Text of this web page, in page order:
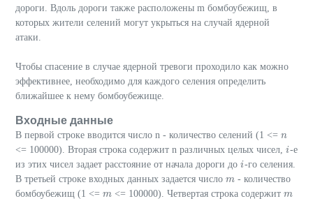
дороги. Вдоль дороги также расположены m бомбоубежищ, в
которых жители селений могут укрыться на случай ядерной
атаки.
Чтобы спасение в случае ядерной тревоги проходило как можно
эффективнее, необходимо для каждого селения определить
ближайшее к нему бомбоубежище.
Входные данные
В первой строке вводится число n - количество селений (1 <= n
n
<= 100000). Вторая строка содержит n различных целых чисел, i
i-е
из этих чисел задает расстояние от начала дороги до i
i-го селения.
В третьей строке входных данных задается число m
m - количество
бомбоубежищ (1 <= m
m <= 100000). Четвертая строка содержитm
m